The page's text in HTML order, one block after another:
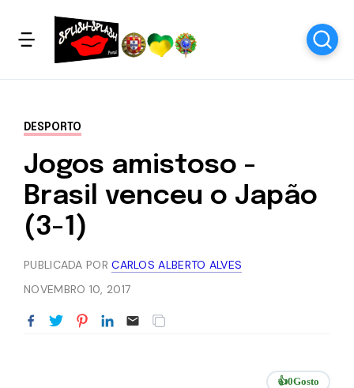
DESPORTO
Jogos amistoso -
Brasil venceu o Japão
(3-1)
PUBLICADA PORCARLOS ALBERTO ALVES
NOVEMBRO 10, 2017
👍0Gosto